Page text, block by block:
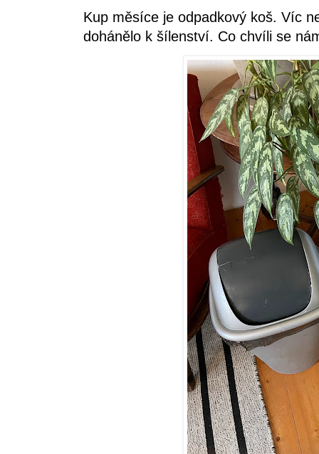
Kup měsíce je odpadkový koš. Víc
dohánělo k šílenství. Co chvíli se